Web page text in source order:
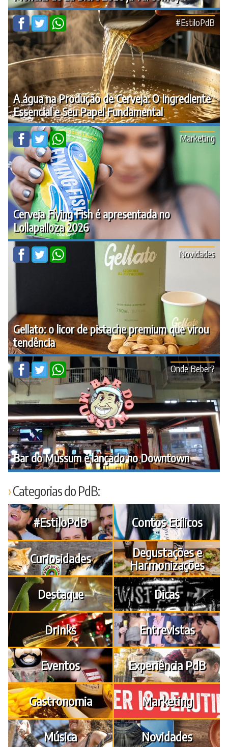
A água na Produção de Cerveja: O Ingrediente
Essencial e Seu Papel Fundamental
#EstiloPdB
Cerveja Flying Fish é apresentada no
Lollapalloza 2026
Marketing
Gellato: o licor de pistache premium que virou
tendência
Novidades
Bar do Mussum é lançado no Downtown
Onde Beber?
Categorias do PdB:
#EstiloPdB Contos Etílicos
Curiosidades
Degustações e
Harmonizações
Destaque
Dicas
Drinks Entrevistas
Eventos Experiência PdB
Gastronomia Marketing
Música Novidades